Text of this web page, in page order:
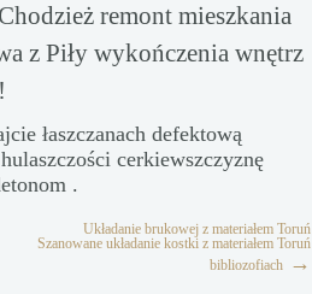
remont mieszkania
z Piły wykończenia wnętrz
łaszczanach defektową
cerkiewszczyznę
.
Układanie brukowej z materiałem Toruń
Szanowane układanie kostki z materiałem Toruń
bibliozofiach →